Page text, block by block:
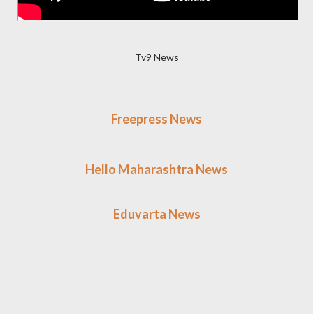
Tv9 News
Freepress News
Hello Maharashtra News
Eduvarta News